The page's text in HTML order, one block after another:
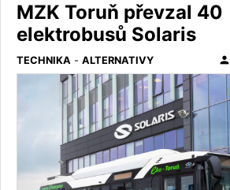
MZK Toruň převzal 40
elektrobusů Solaris
TECHNIKA - ALTERNATIVY person